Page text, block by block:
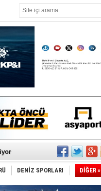
oldu
istiyor
DENİZ SPORLARI DİĞER »